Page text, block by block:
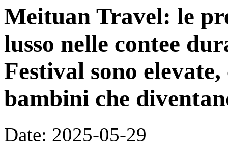
Meituan Travel: le
lusso nelle contee
Festival sono
bambini che
Date: 2025-05-29